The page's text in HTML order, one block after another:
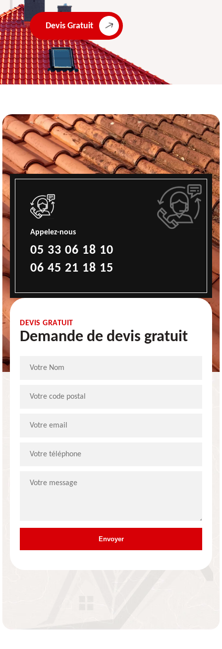
Devis Gratuit
Appelez-nous
05 33 06 18 10
06 45 21 18 15
DEVIS GRATUIT
Demande de devis gratuit